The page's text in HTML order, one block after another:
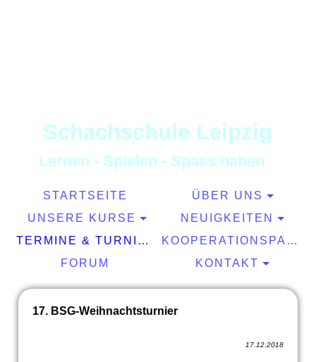
Schachschule Leipzig
Lernen - Spielen - Spass haben
STARTSEITE
ÜBER UNS
UNSERE KURSE
NEUIGKEITEN
TERMINE & TURNIERE
KOOPERATIONSPARTNER
FORUM
KONTAKT
17. BSG-Weihnachtsturnier
17.12.2018